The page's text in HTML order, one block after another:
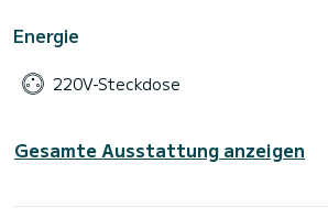
Energie
220V-Steckdose
Gesamte Ausstattung anzeigen